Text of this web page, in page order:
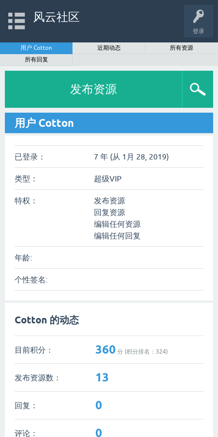
登录
风云社区
用户 Cotton 近期动态
所有资源
所有回复
发布资源
用户 Cotton
已登录： 7 年 (从 1月 28, 2019)
类型： 超级VIP
特权：
发布资源
回复资源
编辑任何资源
编辑任何回复
年龄:
个性签名:
Cotton 的动态
目前积分： 360 分 (积分排名： 324)
发布资源数： 13
回复： 0
评论： 0